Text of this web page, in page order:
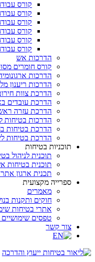
קורס
קורס
קורס
קורס
קורס
קורס
הדרכות אש
קורס חומרים
הדרכות
הדרכות ריענון
הדרכת צוות
הדרכת עובדים
הדרכת עזרה
הדרכות בטיחות
הדרכת בטיחות
הדרכת בטיחות
תוכניות בטיחות
תוכנית לניהול
תוכנית בטיחות
תכנית ארגון
ספרייה מקצועית
מאמרים
חוקים ותקנות
אתרי בטיחות
טפסים
צור קשר